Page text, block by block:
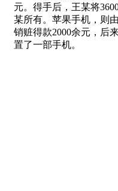
元。得手后，王某将
某所有。苹果手机，则
销赃得款2000余元，后
置了一部手机。